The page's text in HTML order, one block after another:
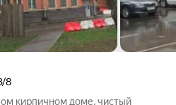
8
кирпичном доме, чистый